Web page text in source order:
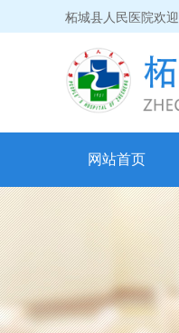
柘城县人民医院欢
网站首页